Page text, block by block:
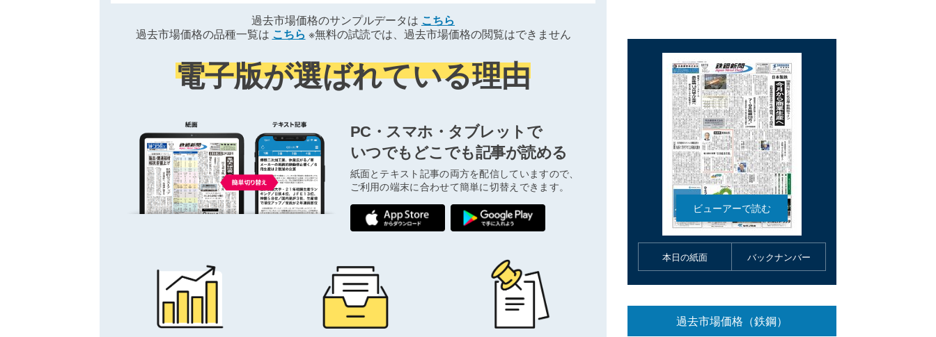
過去市場価格のサンプルデータは こちら
過去市場価格の品種一覧は こちら ※無料の試読では、過去市場価格の閲覧はできません
電子版が選ばれている理由
PC・スマホ・タブレットで
いつでもどこでも記事が読める
紙面とテキスト記事の両方を配信していますので、
ご利用の端末に合わせて簡単に切替えできます。
本日の紙面 バックナンバー
過去市場価格（鉄鋼）